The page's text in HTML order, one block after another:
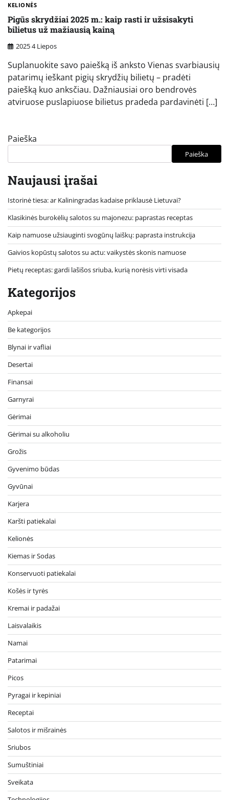
KELIONĖS
Pigūs skrydžiai 2025 m.: kaip rasti ir užsisakyti
bilietus už mažiausią kainą
2025 4 Liepos
Suplanuokite savo paiešką iš anksto Vienas svarbiausių
patarimų ieškant pigių skrydžių bilietų – pradėti
paiešką kuo anksčiau. Dažniausiai oro bendrovės
atviruose puslapiuose bilietus pradeda pardavinėti […]
Paieška
Paieška
Naujausi įrašai
Istorinė tiesa: ar Kaliningradas kadaise priklausė Lietuvai?
Klasikinės burokėlių salotos su majonezu: paprastas receptas
Kaip namuose užsiauginti svogūnų laiškų: paprasta instrukcija
Gaivios kopūstų salotos su actu: vaikystės skonis namuose
Pietų receptas: gardi lašišos sriuba, kurią norėsis virti visada
Kategorijos
Apkepai
Be kategorijos
Blynai ir vafliai
Desertai
Finansai
Garnyrai
Gėrimai
Gėrimai su alkoholiu
Grožis
Gyvenimo būdas
Gyvūnai
Karjera
Karšti patiekalai
Kelionės
Kiemas ir Sodas
Konservuoti patiekalai
Košės ir tyrės
Kremai ir padažai
Laisvalaikis
Namai
Patarimai
Picos
Pyragai ir kepiniai
Receptai
Salotos ir mišrainės
Sriubos
Sumuštiniai
Sveikata